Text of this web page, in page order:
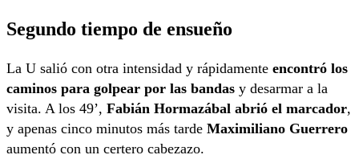
Segundo tiempo de ensueño
La U salió con otra intensidad y rápidamente encontró los
caminos para golpear por las bandas y desarmar a la
visita. A los 49’, Fabián Hormazábal abrió el marcador,
y apenas cinco minutos más tarde Maximiliano Guerrero
aumentó con un certero cabezazo.